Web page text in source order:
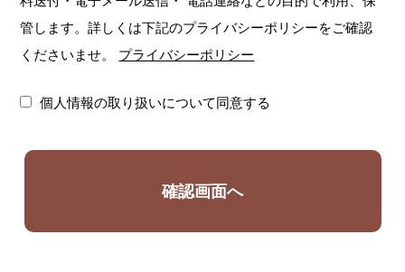
管します。詳しくは下記のプライバシーポリシーをご確認
くださいませ。
プライバシーポリシー
個人情報の取り扱いについて同意する